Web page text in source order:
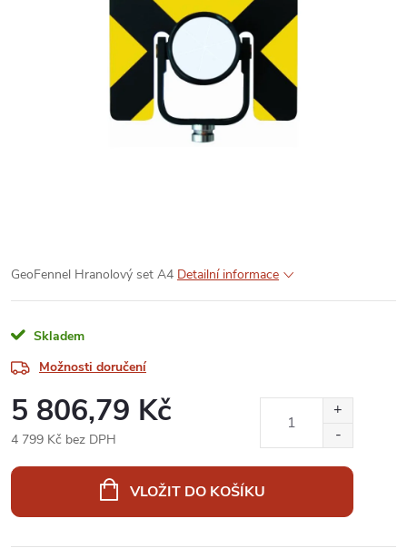
GeoFennel Hranolový set A4 Detailní informace
Skladem
Možnosti doručení
5 806,79 Kč
4 799 Kč bez DPH
VLOŽIT DO KOŠÍKU